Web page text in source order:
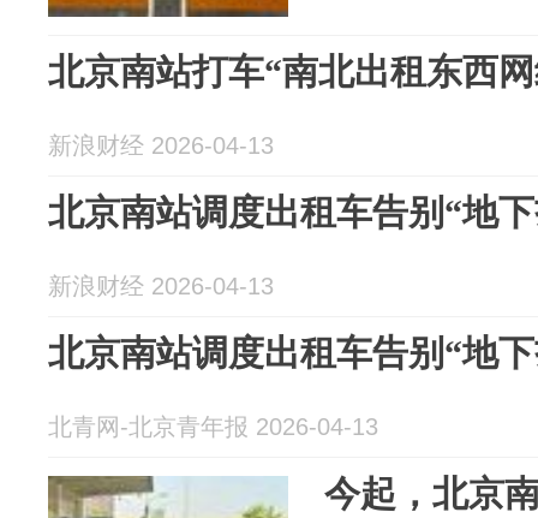
北京南站打车“南北出租东西
新浪财经 2026-04-13
北京南站调度出租车告别“地
新浪财经 2026-04-13
北京南站调度出租车告别“地
北青网-北京青年报 2026-04-13
今起，北京